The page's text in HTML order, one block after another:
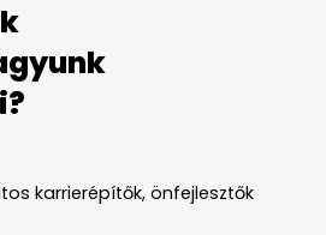
karrierépítők, önfejlesztők